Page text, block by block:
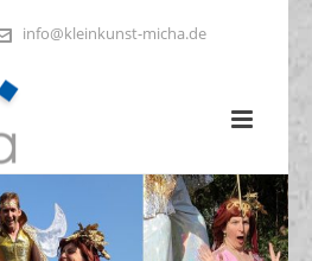
info@kleinkunst-micha.de